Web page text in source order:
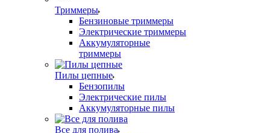
Триммеры
Бензиновые триммеры
Электрические триммеры
Аккумуляторные
триммеры
Пилы цепные
Бензопилы
Электрические пилы
Аккумуляторные пилы
Все для полива